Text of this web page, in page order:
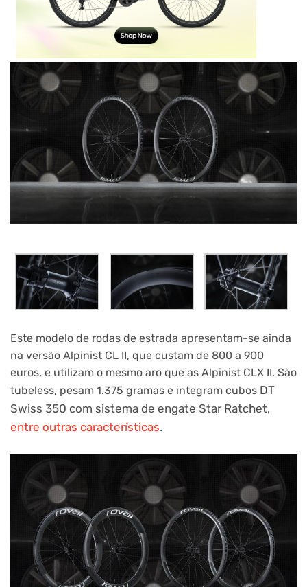
Este modelo de rodas de estrada apresentam-se ainda
na versão Alpinist CL II, que custam de 800 a 900
euros, e utilizam o mesmo aro que as Alpinist CLX II. São
tubeless, pesam 1.375 gramas e integram cubos DT
Swiss 350 com sistema de engate Star Ratchet,
entre outras características.